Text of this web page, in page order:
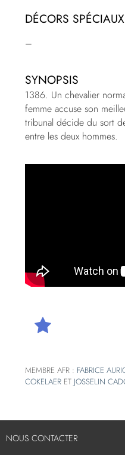
DÉCORS SPÉCIAUX
–
SYNOPSIS
1386. Un chevalier
femme accuse son
tribunal décide du sort
entre les deux hommes.
MEMBRE AFR : FABRICE
COKELAER ET JOSSELIN
NOUS CONTACTER